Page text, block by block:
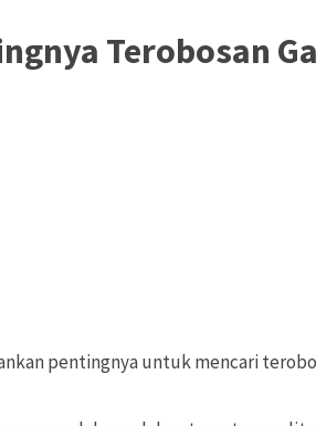
Terobosan
pentingnya untuk mencari